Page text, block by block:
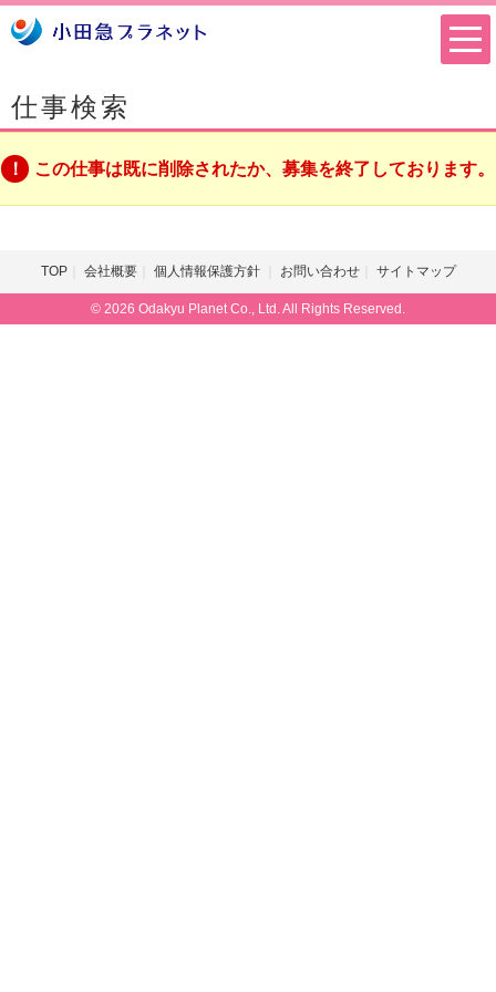
仕事検索
この仕事は既に削除されたか、募集を終了しております。
TOP 会社概要 個人情報保護方針 お問い合わせ サイトマップ
© 2026 Odakyu Planet Co., Ltd. All Rights Reserved.